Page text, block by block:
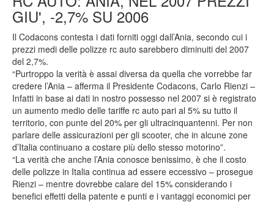
GIU', -2,7% SU 2006
Il Codacons contesta i dati forniti oggi dall’Ania, secondo cui i
prezzi medi delle polizze rc auto sarebbero diminuiti del 2007
del 2,7%.
“Purtroppo la verità è assai diversa da quella che vorrebbe far
credere l’Ania – afferma il Presidente Codacons, Carlo Rienzi –
Infatti in base ai dati in nostro possesso nel 2007 si è registrato
un aumento medio delle tariffe rc auto pari al 5% su tutto il
territorio, con punte del 20% per gli ultracinquantenni. Per non
parlare delle assicurazioni per gli scooter, che in alcune zone
d’Italia continuano a costare più dello stesso motorino”.
“La verità che anche l’Ania conosce benissimo, è che il costo
delle polizze in Italia continua ad essere eccessivo – prosegue
Rienzi – mentre dovrebbe calare del 15% considerando i
benefici effetti della patente e punti e i vantaggi economici per